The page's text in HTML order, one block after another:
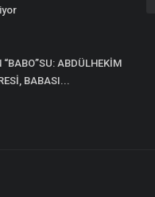
ABDÜLHEKİM
BABASI...